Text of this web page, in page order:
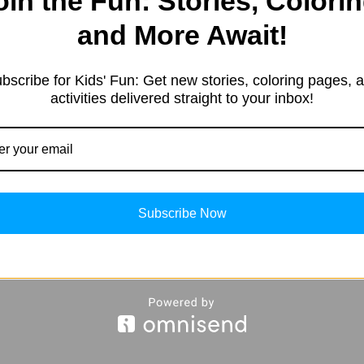
started in 2019 with a
information. Our
in different
Kids’ products,
and more.
and More Await!
for Kids' Fun: Get new stories, coloring pages,
activities delivered straight to your inbox!
Subscribe Now